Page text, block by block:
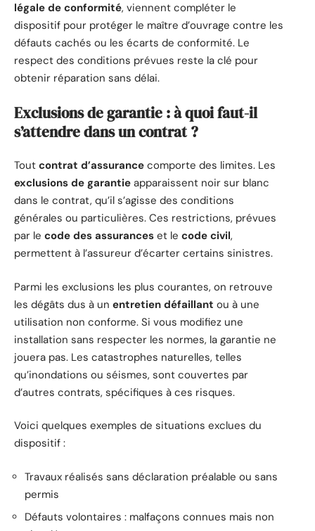
légale de conformité, viennent compléter le
dispositif pour protéger le maître d’ouvrage contre les
défauts cachés ou les écarts de conformité. Le
respect des conditions prévues reste la clé pour
obtenir réparation sans délai.
Exclusions de garantie : à quoi faut-il
s’attendre dans un contrat ?
Tout contrat d’assurance comporte des limites. Les
exclusions de garantie apparaissent noir sur blanc
dans le contrat, qu’il s’agisse des conditions
générales ou particulières. Ces restrictions, prévues
par le code des assurances et le code civil,
permettent à l’assureur d’écarter certains sinistres.
Parmi les exclusions les plus courantes, on retrouve
les dégâts dus à un entretien défaillant ou à une
utilisation non conforme. Si vous modifiez une
installation sans respecter les normes, la garantie ne
jouera pas. Les catastrophes naturelles, telles
qu’inondations ou séismes, sont couvertes par
d’autres contrats, spécifiques à ces risques.
Voici quelques exemples de situations exclues du
dispositif :
Travaux réalisés sans déclaration préalable ou sans
permis
Défauts volontaires : malfaçons connues mais non